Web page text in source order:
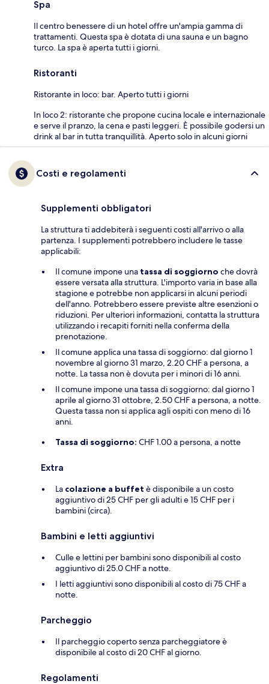
Spa
Il centro benessere di un hotel offre un'ampia gamma di
trattamenti. Questa spa è dotata di una sauna e un bagno
turco. La spa è aperta tutti i giorni.
Ristoranti
Ristorante in loco: bar. Aperto tutti i giorni
In loco 2: ristorante che propone cucina locale e internazionale
e serve il pranzo, la cena e pasti leggeri. È possibile godersi un
drink al bar in tutta tranquillità. Aperto solo in alcuni giorni
Costi e regolamenti
Supplementi obbligatori
La struttura ti addebiterà i seguenti costi all'arrivo o alla
partenza. I supplementi potrebbero includere le tasse
applicabili:
Il comune impone una tassa di soggiorno che dovrà
essere versata alla struttura. L'importo varia in base alla
stagione e potrebbe non applicarsi in alcuni periodi
dell'anno. Potrebbero essere previste altre esenzioni o
riduzioni. Per ulteriori informazioni, contatta la struttura
utilizzando i recapiti forniti nella conferma della
prenotazione.
Il comune applica una tassa di soggiorno: dal giorno 1
novembre al giorno 31 marzo, 2.20 CHF a persona, a
notte. La tassa non è dovuta per i minori di 16 anni.
Il comune impone una tassa di soggiorno: dal giorno 1
aprile al giorno 31 ottobre, 2.50 CHF a persona, a notte.
Questa tassa non si applica agli ospiti con meno di 16
anni.
Tassa di soggiorno: CHF 1.00 a persona, a notte
Extra
La colazione a buffet è disponibile a un costo
aggiuntivo di 25 CHF per gli adulti e 15 CHF per i
bambini (circa).
Bambini e letti aggiuntivi
Culle e lettini per bambini sono disponibili al costo
aggiuntivo di 25.0 CHF a notte.
I letti aggiuntivi sono disponibili al costo di 75 CHF a
notte.
Parcheggio
Il parcheggio coperto senza parcheggiatore è
disponibile al costo di 20 CHF al giorno.
Regolamenti